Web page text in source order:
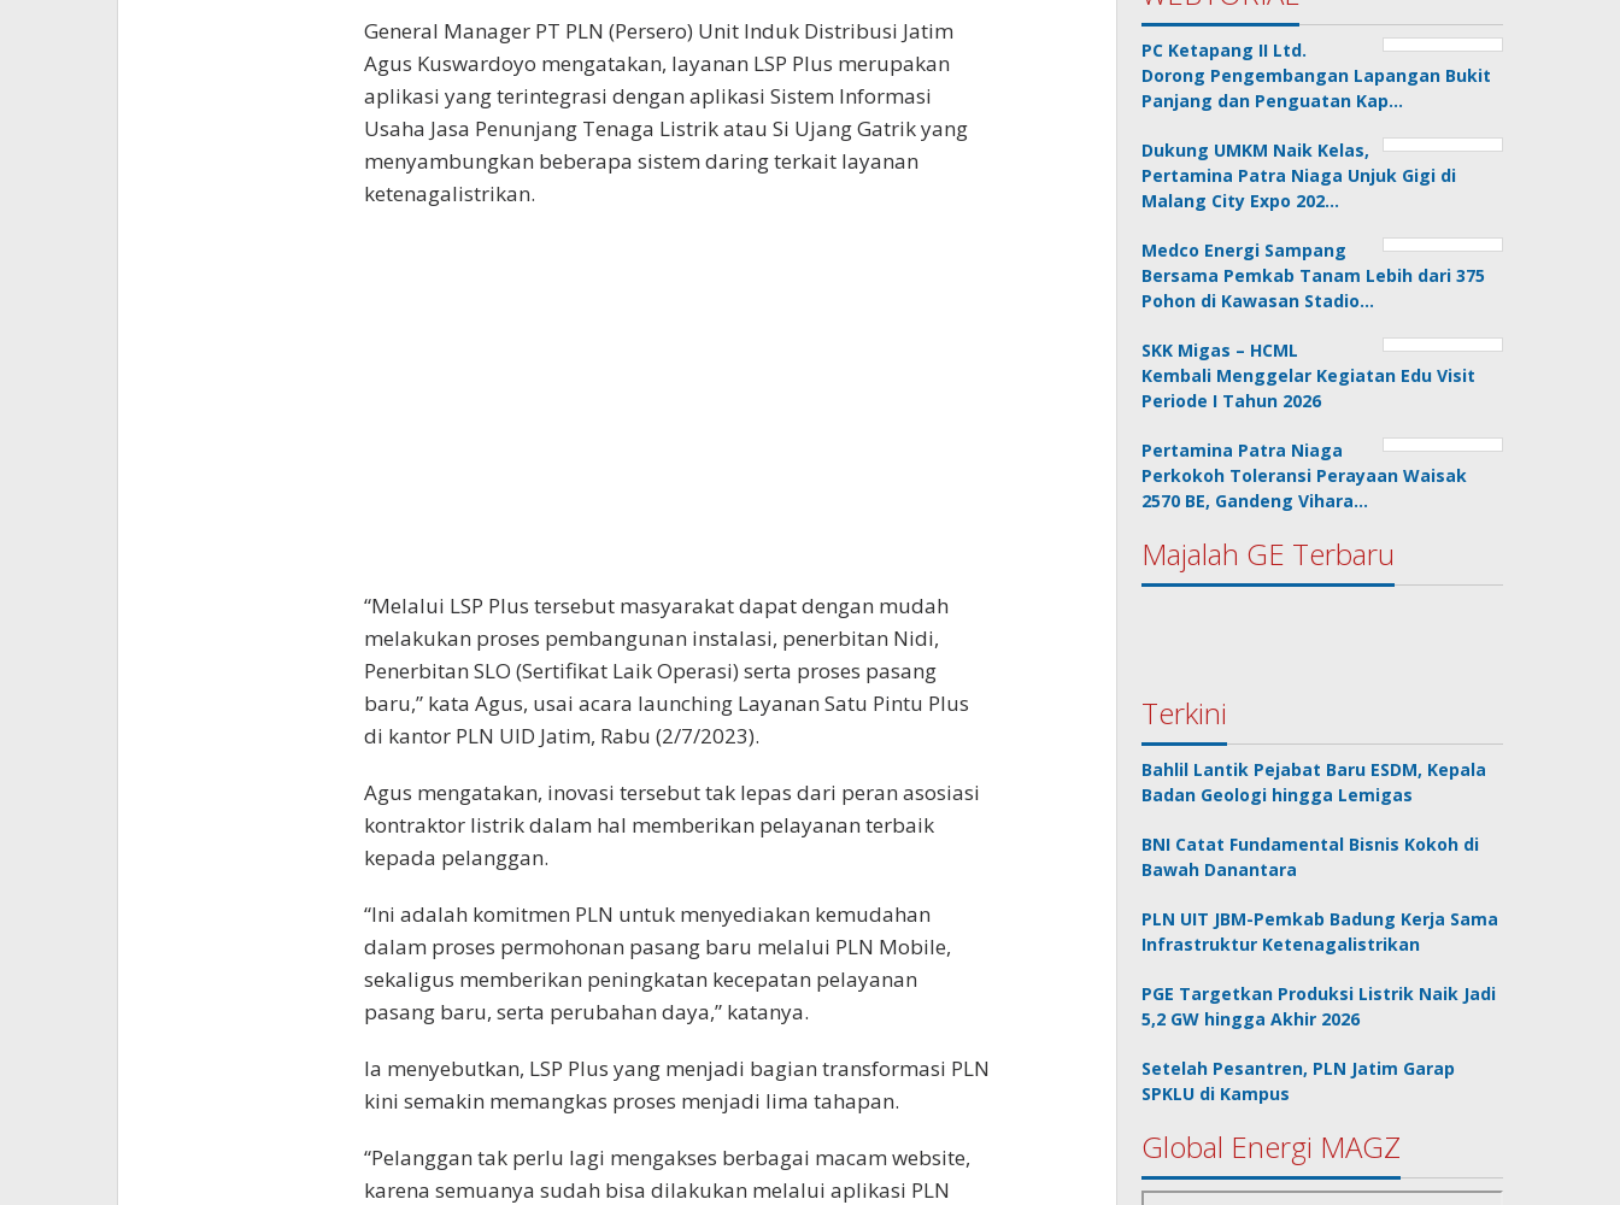
General Manager PT PLN (Persero) Unit Induk Distribusi Jatim
Agus Kuswardoyo mengatakan, layanan LSP Plus merupakan
aplikasi yang terintegrasi dengan aplikasi Sistem Informasi
Usaha Jasa Penunjang Tenaga Listrik atau Si Ujang Gatrik yang
menyambungkan beberapa sistem daring terkait layanan
ketenagalistrikan.
“Melalui LSP Plus tersebut masyarakat dapat dengan mudah
melakukan proses pembangunan instalasi, penerbitan Nidi,
Penerbitan SLO (Sertifikat Laik Operasi) serta proses pasang
baru,” kata Agus, usai acara launching Layanan Satu Pintu Plus
di kantor PLN UID Jatim, Rabu (2/7/2023).
Agus mengatakan, inovasi tersebut tak lepas dari peran asosiasi
kontraktor listrik dalam hal memberikan pelayanan terbaik
kepada pelanggan.
“Ini adalah komitmen PLN untuk menyediakan kemudahan
dalam proses permohonan pasang baru melalui PLN Mobile,
sekaligus memberikan peningkatan kecepatan pelayanan
pasang baru, serta perubahan daya,” katanya.
Ia menyebutkan, LSP Plus yang menjadi bagian transformasi PLN
kini semakin memangkas proses menjadi lima tahapan.
“Pelanggan tak perlu lagi mengakses berbagai macam website,
karena semuanya sudah bisa dilakukan melalui aplikasi PLN
PC Ketapang II Ltd.
Dorong Pengembangan Lapangan Bukit
Panjang dan Penguatan Kap…
Dukung UMKM Naik Kelas,
Pertamina Patra Niaga Unjuk Gigi di
Malang City Expo 202…
Medco Energi Sampang
Bersama Pemkab Tanam Lebih dari 375
Pohon di Kawasan Stadio…
SKK Migas – HCML
Kembali Menggelar Kegiatan Edu Visit
Periode I Tahun 2026
Pertamina Patra Niaga
Perkokoh Toleransi Perayaan Waisak
2570 BE, Gandeng Vihara…
Majalah GE Terbaru
Terkini
Bahlil Lantik Pejabat Baru ESDM, Kepala
Badan Geologi hingga Lemigas
BNI Catat Fundamental Bisnis Kokoh di
Bawah Danantara
PLN UIT JBM-Pemkab Badung Kerja Sama
Infrastruktur Ketenagalistrikan
PGE Targetkan Produksi Listrik Naik Jadi
5,2 GW hingga Akhir 2026
Setelah Pesantren, PLN Jatim Garap
SPKLU di Kampus
Global Energi MAGZ